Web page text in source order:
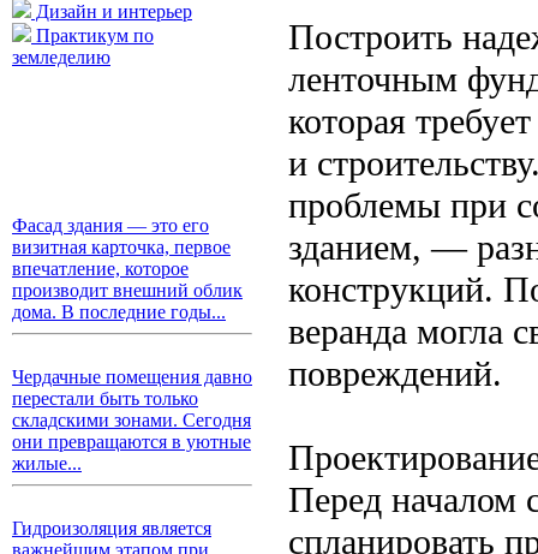
Дизайн и интерьер
Практикум по
земледелию
Фасад здания — это его
визитная карточка, первое
впечатление, которое
производит внешний облик
дома. В последние годы...
Чердачные помещения давно
перестали быть только
складскими зонами. Сегодня
они превращаются в уютные
жилые...
Гидроизоляция является
важнейшим этапом при
Построить
ленточным
которая
и
проблемы при
зданием, —
конструкций.
веранда могла
повреждений.
Перед началом
спланировать